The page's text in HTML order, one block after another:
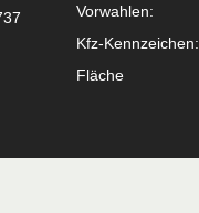
Vorwahlen:
Kfz-Kennzeichen:
Fläche